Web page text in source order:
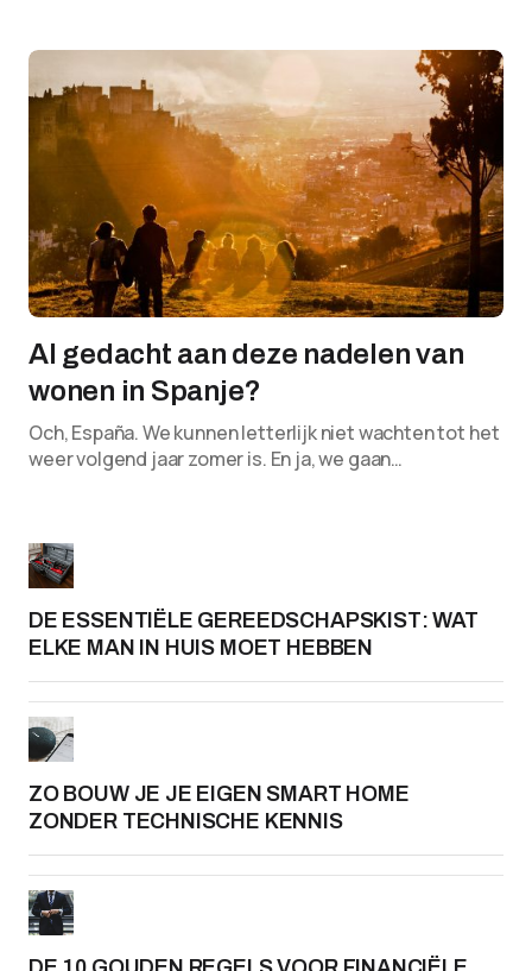
Al gedacht aan deze nadelen van
wonen in Spanje?
Och, España. We kunnen letterlijk niet wachten tot het
weer volgend jaar zomer is. En ja, we gaan…
DE ESSENTIËLE GEREEDSCHAPSKIST: WAT
ELKE MAN IN HUIS MOET HEBBEN
ZO BOUW JE JE EIGEN SMART HOME
ZONDER TECHNISCHE KENNIS